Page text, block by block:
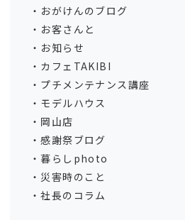
おがけんのブログ
お客さんと
お知らせ
カフェTAKIBI
プチメンテナンス講座
モデルハウス
岡山店
感謝祭ブログ
暮らしphoto
災害時のこと
社長のコラム